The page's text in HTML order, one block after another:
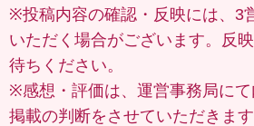
※投稿内容の確認・反映には、3
いただく場合がございます。反
待ちください。
※感想・評価は、運営事務局にて
掲載の判断をさせていただきま